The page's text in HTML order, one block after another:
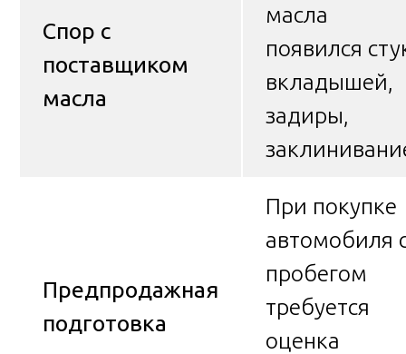
Спор с
поставщиком
масла
масла
появился
вкладышей,
задиры,
Предпродажная
подготовка
При покупке
автомобиля
пробегом
требуется
оценка